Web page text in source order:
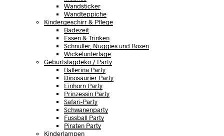
Wandsticker
Wandteppiche
Kindergeschirr & Pflege
Badezeit
Essen & Trinken
Schnuller, Nuggies und Boxen
Wickelunterlage
Geburtstagdeko / Party
Ballerina Party
Dinosaurier Party
Einhorn Party
Prinzessin Party
Safari-Party
Schwanenparty
Fussball Party
Piraten Party
Kinderlampen